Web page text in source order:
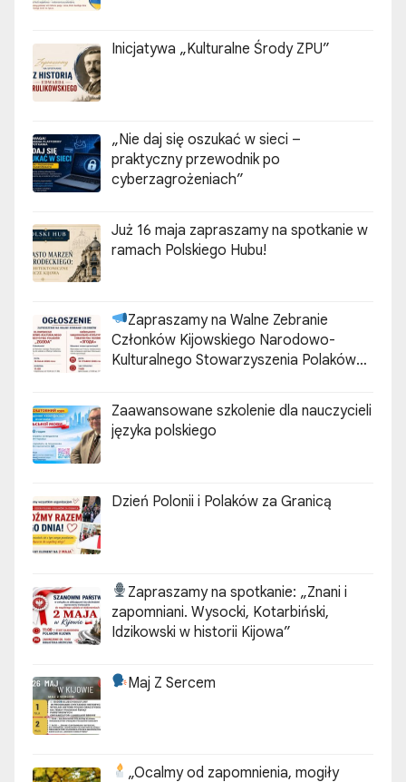
Inicjatywa „Kulturalne Środy ZPU”
„Nie daj się oszukać w sieci –
praktyczny przewodnik po
cyberzagrożeniach”
Już 16 maja zapraszamy na spotkanie w
ramach Polskiego Hubu!
Zapraszamy na Walne Zebranie
Członków Kijowskiego Narodowo-
Kulturalnego Stowarzyszenia Polaków
Zaawansowane szkolenie dla nauczycieli
języka polskiego
Dzień Polonii i Polaków za Granicą
Zapraszamy na spotkanie: „Znani i
zapomniani. Wysocki, Kotarbiński,
Idzikowski w historii Kijowa”
Maj Z Sercem
„Ocalmy od zapomnienia, mogiły